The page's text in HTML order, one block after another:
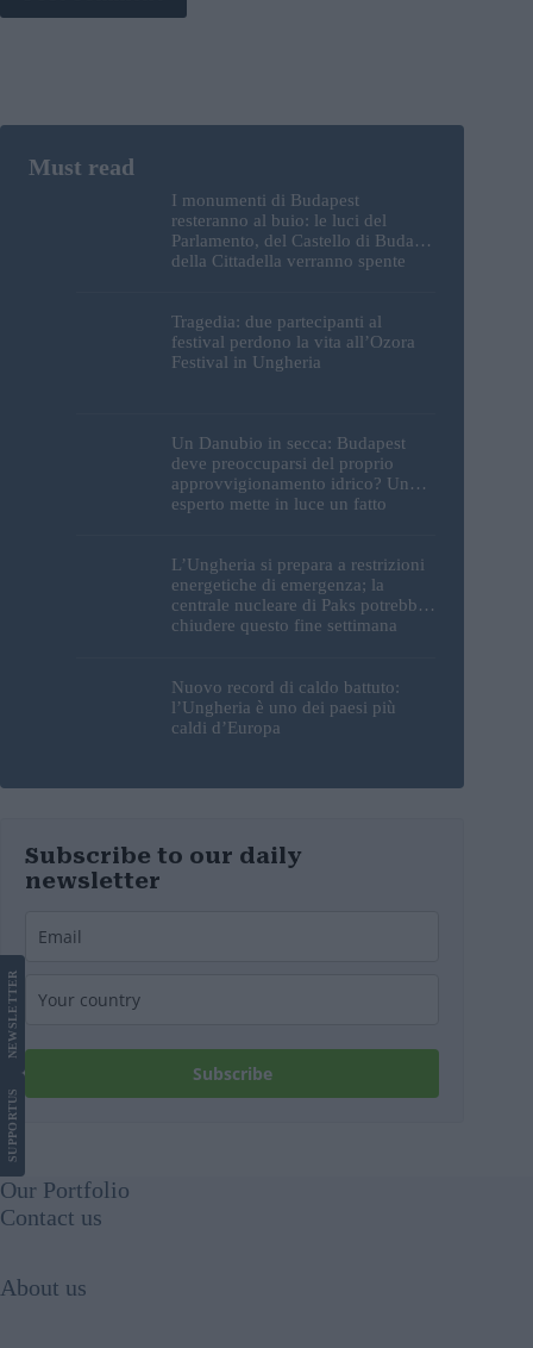
I monumenti di Budapest
resteranno al buio: le luci del
Parlamento, del Castello di Buda e
della Cittadella verranno spente
Tragedia: due partecipanti al
festival perdono la vita all’Ozora
Festival in Ungheria
Un Danubio in secca: Budapest
deve preoccuparsi del proprio
approvvigionamento idrico? Un
esperto mette in luce un fatto
L’Ungheria si prepara a restrizioni
energetiche di emergenza; la
centrale nucleare di Paks potrebbe
chiudere questo fine settimana
Nuovo record di caldo battuto:
l’Ungheria è uno dei paesi più
caldi d’Europa
Subscribe to our daily
newsletter
Subscribe
SUPPORT
US
NEWS
LETTER
Our Portfolio
Contact us
About us